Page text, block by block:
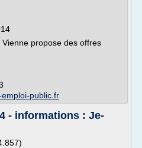
propose des offres
public.fr
- informations : Je-